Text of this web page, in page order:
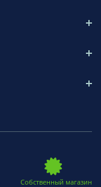
Собственный магазин